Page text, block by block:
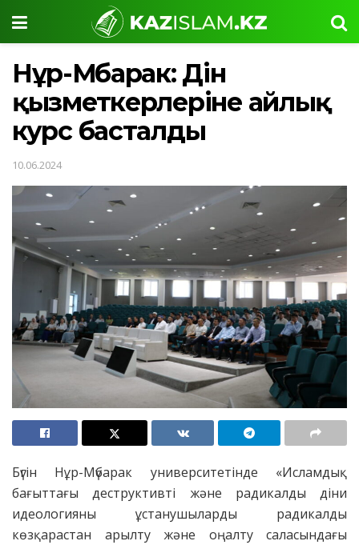
Нұр-Мүбарак: Дін
қызметкерлеріне айлық
курс басталды
10.06.2024
Бүгін Нұр-Мүбарак университетінде «Исламдық
бағыттағы деструктивті және радикалды діни
идеологияны ұстанушыларды радикалды
көзқарастан арылту және оңалту саласындағы